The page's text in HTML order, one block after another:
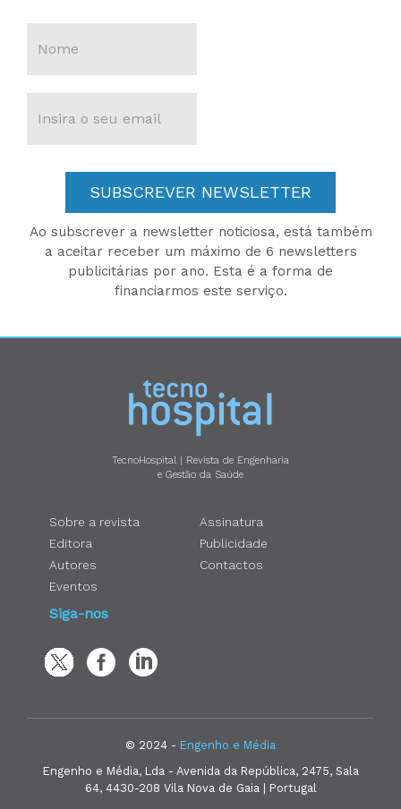
SUBSCREVER NEWSLETTER
Ao subscrever a newsletter noticiosa, está também
a aceitar receber um máximo de 6 newsletters
publicitárias por ano. Esta é a forma de
financiarmos este serviço.
TecnoHospital | Revista de Engenharia
e Gestão da Saúde
Sobre a revista
Editora
Autores
Eventos
Assinatura
Publicidade
Contactos
Siga-nos
© 2024 - Engenho e Média
Engenho e Média, Lda - Avenida da República, 2475, Sala
64, 4430-208 Vila Nova de Gaia | Portugal